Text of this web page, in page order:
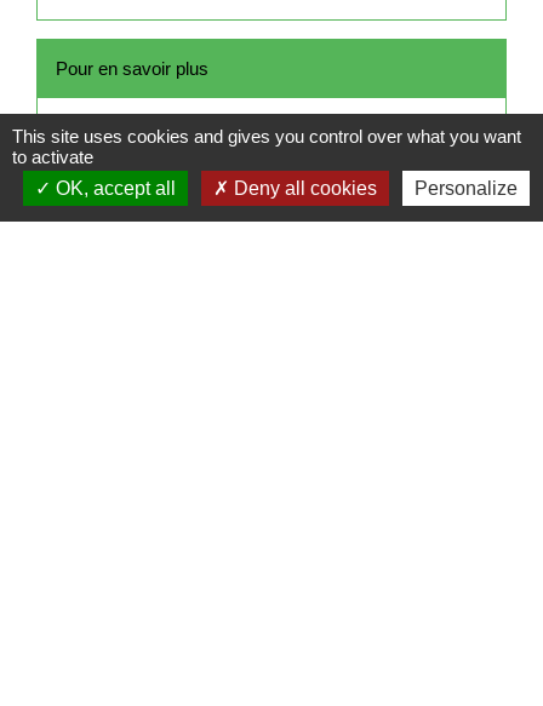
Pour en savoir plus
CSP : information du salariéopen_in_new
Pôle emploi
Signaler une erreur sur cette page
This site uses cookies and gives you control over what you want
to activate
OK, accept all
Deny all cookies Personalize